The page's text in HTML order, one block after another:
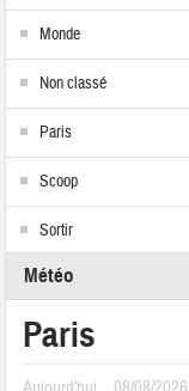
Monde
Non classé
Paris
Scoop
Sortir
Météo
Paris